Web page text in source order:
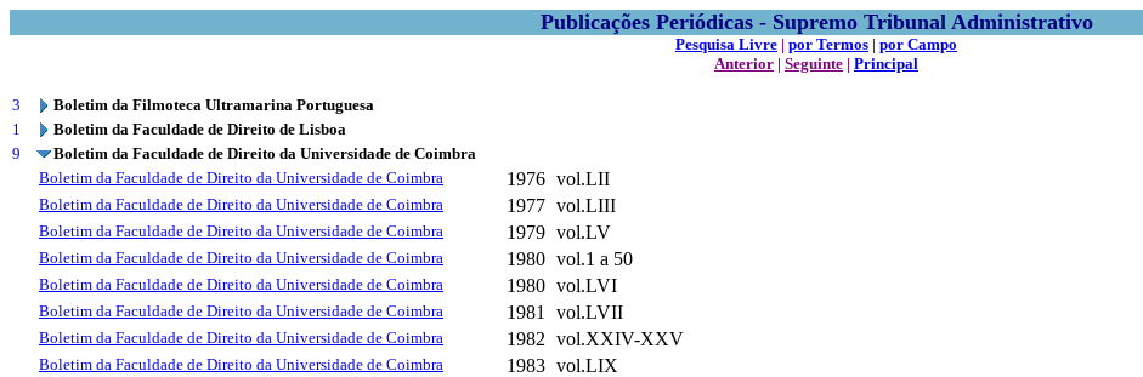
Publicações Periódicas - Supremo Tribunal Administrativo
Pesquisa Livre | por Termos | por Campo
Anterior | Seguinte | Principal
3
Boletim da Filmoteca Ultramarina Portuguesa
1
Boletim da Faculdade de Direito de Lisboa
9
Boletim da Faculdade de Direito da Universidade de Coimbra
Boletim da Faculdade de Direito da Universidade de Coimbra
1976 vol.LII
Boletim da Faculdade de Direito da Universidade de Coimbra 1977 vol.LIII
Boletim da Faculdade de Direito da Universidade de Coimbra 1979 vol.LV
Boletim da Faculdade de Direito da Universidade de Coimbra 1980 vol.1 a 50
Boletim da Faculdade de Direito da Universidade de Coimbra 1980 vol.LVI
Boletim da Faculdade de Direito da Universidade de Coimbra 1981 vol.LVII
Boletim da Faculdade de Direito da Universidade de Coimbra 1982 vol.XXIV-XXV
Boletim da Faculdade de Direito da Universidade de Coimbra 1983 vol.LIX